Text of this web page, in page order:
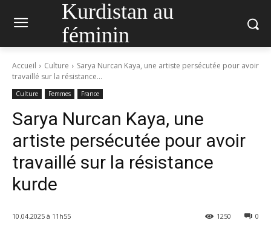
Kurdistan au
féminin
Accueil Culture
Sarya Nurcan Kaya, une artiste persécutée pour avoir
travaillé sur la résistance...
Culture Femmes France
Sarya Nurcan Kaya, une
artiste persécutée pour avoir
travaillé sur la résistance
kurde
10.04.2025 à 11h55 0
1250